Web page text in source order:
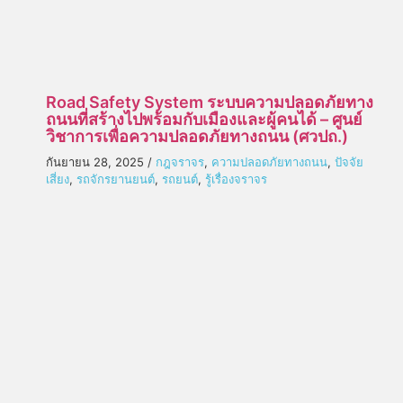
Road Safety System ระบบความปลอดภัยทาง
ถนนที่สร้างไปพร้อมกับเมืองและผู้คนได้ – ศูนย์
วิชาการเพื่อความปลอดภัยทางถนน (ศวปถ.)
กันยายน 28, 2025 / กฎจราจร, ความปลอดภัยทางถนน, ปัจจัย
เสี่ยง, รถจักรยานยนต์, รถยนต์, รู้เรื่องจราจร